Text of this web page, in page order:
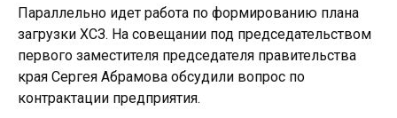
Параллельно идет работа по формированию плана
загрузки ХСЗ. На совещании под председательством
первого заместителя председателя правительства
края Сергея Абрамова обсудили вопрос по
контрактации предприятия.